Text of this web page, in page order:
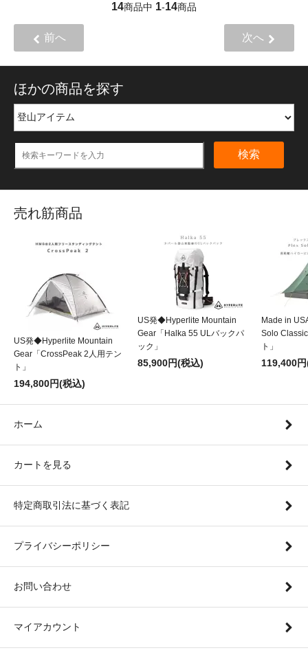
14商品中 1-14商品
前へ 次へ
ほかの商品を探す
検索
売れ筋商品
US発◆Hyperlite Mountain
Gear「CrossPeak 2人用テン
ト」
194,800円(税込)
US発◆Hyperlite Mountain
Gear「Halka 55 ULバックパ
ック」
85,900円(税込)
Made in
Solo
ト」
119,400
ホーム
カートを見る
特定商取引法に基づく表記
プライバシーポリシー
お問い合わせ
マイアカウント